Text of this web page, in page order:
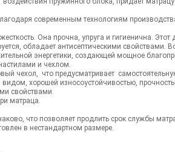
современным технологиям
Она прочна, упруга и гигиенична.
обладает антисептическими свойствами.
энергетики, создающей мощное
и чехлом.
чехол, что предусматривает
хорошей износоустойчивостью,
свойствами.
матраца.
что позволяет продлить срок службы
в нестандартном размере.